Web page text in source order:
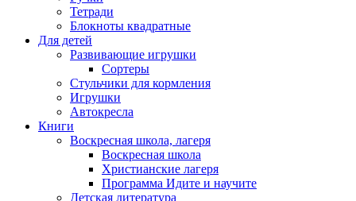
Тетради
Блокноты квадратные
Для детей
Развивающие игрушки
Сортеры
Стульчики для кормления
Игрушки
Автокресла
Книги
Воскресная школа, лагеря
Воскресная школа
Христианские лагеря
Программа Идите и научите
Детская литература